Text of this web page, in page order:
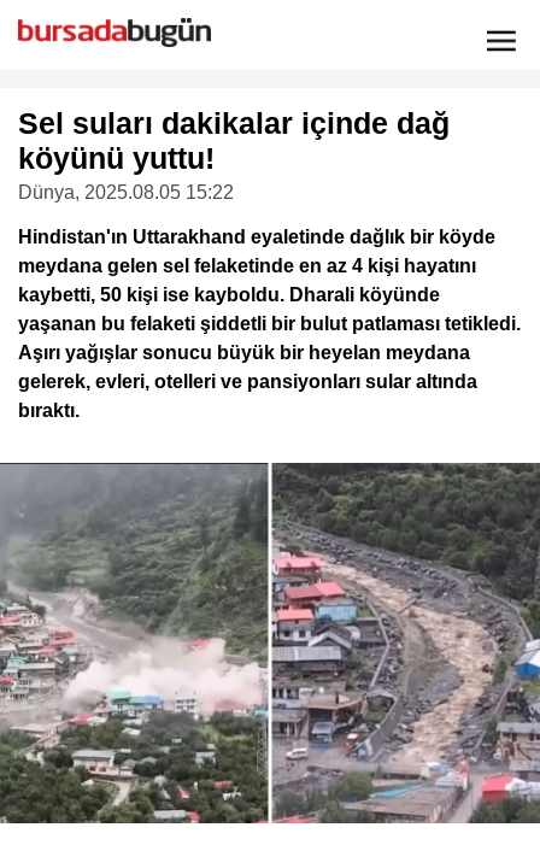
Sel suları dakikalar içinde dağ
köyünü yuttu!
Dünya, 2025.08.05 15:22
Hindistan'ın Uttarakhand eyaletinde dağlık bir köyde
meydana gelen sel felaketinde en az 4 kişi hayatını
kaybetti, 50 kişi ise kayboldu. Dharali köyünde
yaşanan bu felaketi şiddetli bir bulut patlaması tetikledi.
Aşırı yağışlar sonucu büyük bir heyelan meydana
gelerek, evleri, otelleri ve pansiyonları sular altında
bıraktı.